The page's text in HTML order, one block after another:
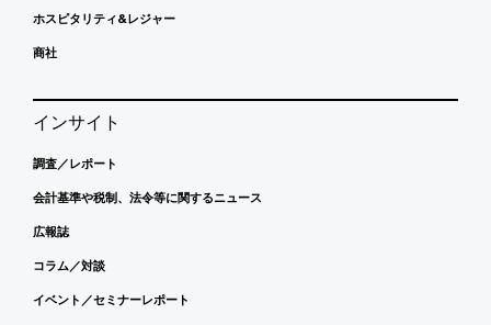
ホスピタリティ&レジャー
商社
インサイト
調査／レポート
会計基準や税制、法令等に関するニュース
広報誌
コラム／対談
イベント／セミナーレポート